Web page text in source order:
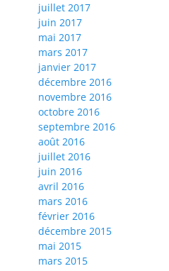
juillet 2017
juin 2017
mai 2017
mars 2017
janvier 2017
décembre 2016
novembre 2016
octobre 2016
septembre 2016
août 2016
juillet 2016
juin 2016
avril 2016
mars 2016
février 2016
décembre 2015
mai 2015
mars 2015